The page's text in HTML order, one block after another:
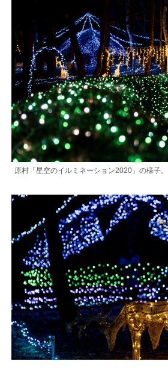
原村「星空のイルミネーション2020」の様子。